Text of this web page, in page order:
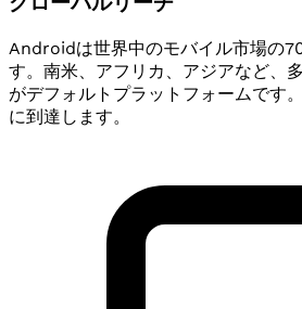
グローバルリーチ
Androidは世界中のモバイル市場の
す。南米、アフリカ、アジアなど、
がデフォルトプラットフォームです
に到達します。